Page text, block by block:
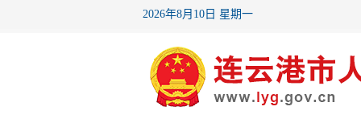
2026年8月10日 星期一